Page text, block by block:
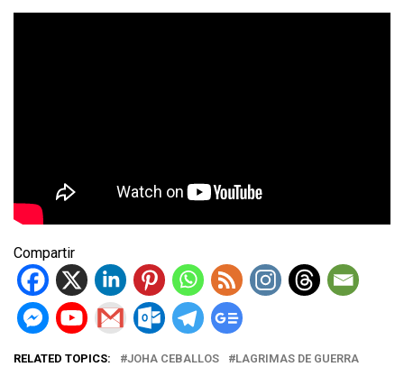
Compartir
RELATED TOPICS: JOHA CEBALLOS LAGRIMAS DE GUERRA